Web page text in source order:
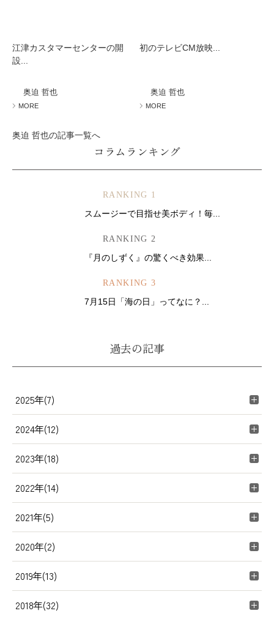
江津カスタマーセンターの開
設...
奥迫 哲也
MORE
初のテレビCM放映...
奥迫 哲也
MORE
奥迫 哲也の記事一覧へ
コラムランキング
RANKING 1
スムージーで目指せ美ボディ！毎...
RANKING 2
『月のしずく』の驚くべき効果...
RANKING 3
7月15日「海の日」ってなに？...
過去の記事
2025年(7)
2024年(12)
2023年(18)
2022年(14)
2021年(5)
2020年(2)
2019年(13)
2018年(32)